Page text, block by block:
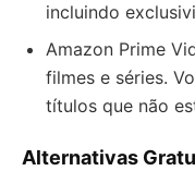
incluindo
Amazon Prime
filmes e séries.
títulos que não
Alternativas